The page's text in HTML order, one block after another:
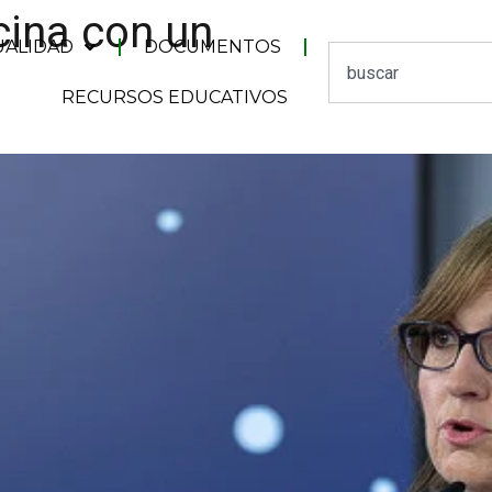
DOCUMENTOS
RECURSOS EDUCATIVOS
con un